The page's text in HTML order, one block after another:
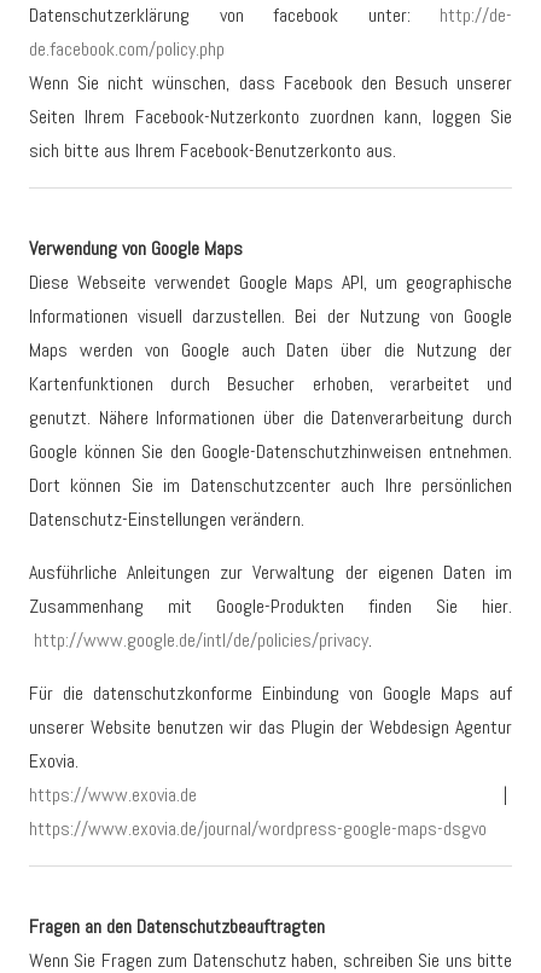
Datenschutzerklärung von facebook unter: http://de-
de.facebook.com/policy.php
Wenn Sie nicht wünschen, dass Facebook den Besuch unserer
Seiten Ihrem Facebook-Nutzerkonto zuordnen kann, loggen Sie
sich bitte aus Ihrem Facebook-Benutzerkonto aus.
Verwendung von Google Maps
Diese Webseite verwendet Google Maps API, um geographische
Informationen visuell darzustellen. Bei der Nutzung von Google
Maps werden von Google auch Daten über die Nutzung der
Kartenfunktionen durch Besucher erhoben, verarbeitet und
genutzt. Nähere Informationen über die Datenverarbeitung durch
Google können Sie den Google-Datenschutzhinweisen entnehmen.
Dort können Sie im Datenschutzcenter auch Ihre persönlichen
Datenschutz-Einstellungen verändern.
Ausführliche Anleitungen zur Verwaltung der eigenen Daten im
Zusammenhang mit Google-Produkten finden Sie hier.
http://www.google.de/intl/de/policies/privacy.
Für die datenschutzkonforme Einbindung von Google Maps auf
unserer Website benutzen wir das Plugin der Webdesign Agentur
Exovia.
https://www.exovia.de |
https://www.exovia.de/journal/wordpress-google-maps-dsgvo
Fragen an den Datenschutzbeauftragten
Wenn Sie Fragen zum Datenschutz haben, schreiben Sie uns bitte